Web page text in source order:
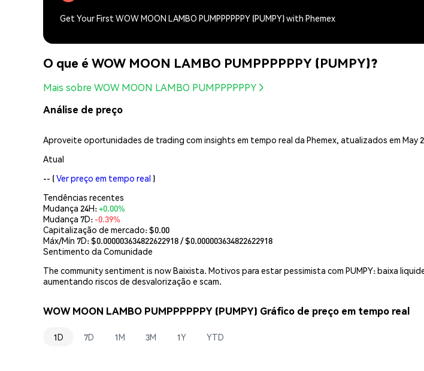
Get Your First WOW MOON LAMBO PUMPPPPPPY (PUMPY) with Phemex
O que é WOW MOON LAMBO PUMPPPPPPY (PUMPY)?
Mais sobre WOW MOON LAMBO PUMPPPPPPY
Análise de preço
Aproveite oportunidades de trading com insights em tempo real da Phemex, atualizados em May
Atual
-- (Ver preço em tempo real )
Tendências recentes
Mudança 24H:+0.00%
Mudança 7D: -0.39%
Capitalização de mercado:$0.00
Máx/Mín 7D: $0.000003634822622918/ $0.000003634822622918
Sentimento da Comunidade
The community sentiment is now Baixista. Motivos para estar pessimista com PUMPY: baixa
aumentando riscos de desvalorização e scam.
WOW MOON LAMBO PUMPPPPPPY (PUMPY) Gráfico de preço em tempo real
1D 7D 1M 3M 1Y YTD